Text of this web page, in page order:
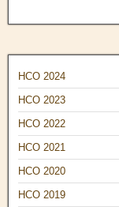
НСО 2024
НСО 2023
НСО 2022
НСО 2021
НСО 2020
НСО 2019